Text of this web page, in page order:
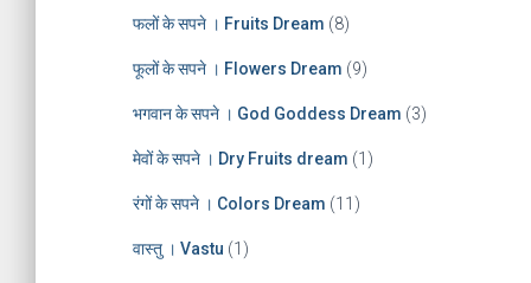
फलों के सपने । Fruits Dream (8)
फूलों के सपने । Flowers Dream (9)
भगवान के सपने । God Goddess Dream (3)
मेवों के सपने । Dry Fruits dream (1)
रंगों के सपने । Colors Dream (11)
वास्तु । Vastu (1)